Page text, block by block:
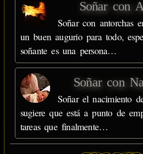
Soñar con
Soñar con antorchas
un buen augurio para todo,
soñante es una persona…
Soñar con
Soñar el nacimiento
sugiere que está a punto de
tareas que finalmente…